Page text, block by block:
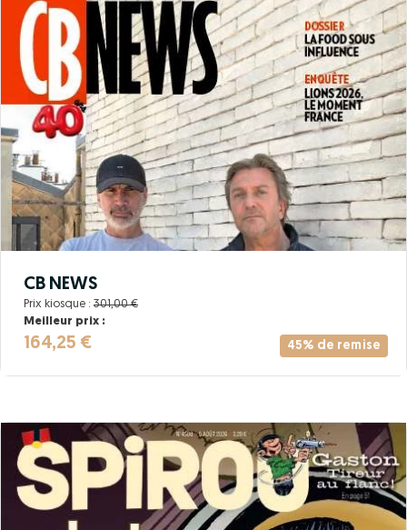
45% de remise
CB NEWS
Prix kiosque : 301,00 €
Meilleur prix :
164,25 €